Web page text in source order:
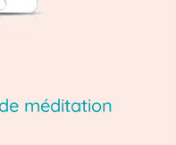
méditation